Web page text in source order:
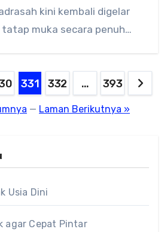
kini kembali digelar
muka secara penuh…
331 332 … 393
— Laman Berikutnya »
Usia Dini
agar Cepat Pintar